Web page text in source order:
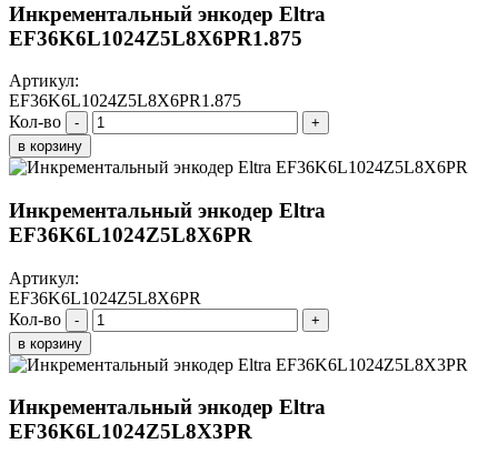
Инкрементальный энкодер Eltra
EF36K6L1024Z5L8X6PR1.875
Артикул:
EF36K6L1024Z5L8X6PR1.875
Кол-во
-
+
в корзину
Инкрементальный энкодер Eltra
EF36K6L1024Z5L8X6PR
Артикул:
EF36K6L1024Z5L8X6PR
Кол-во
-
+
в корзину
Инкрементальный энкодер Eltra
EF36K6L1024Z5L8X3PR